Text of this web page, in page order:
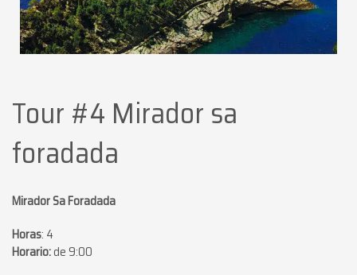
Tour #4 Mirador sa
foradada
Mirador Sa Foradada
Horas: 4
Horario:de 9:00